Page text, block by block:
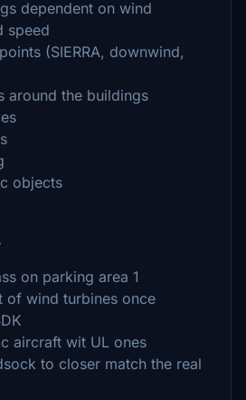
dependent on wind
speed
(SIERRA, downwind,
around the buildings
objects
on parking area 1
of wind turbines once
aircraft wit UL ones
to closer match the real